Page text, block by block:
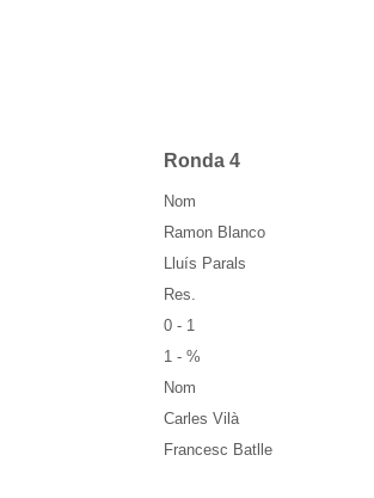
Ronda 4
Nom
Ramon Blanco
Lluís Parals
Res.
0 - 1
1 - %
Nom
Carles Vilà
Francesc Batlle